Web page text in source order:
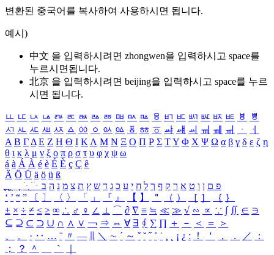
변환된 중국어를 복사하여 사용하시면 됩니다.
예시)
中文 을 입력하시려면 zhongwen을 입력하시고 space를
누르시면됩니다.
北京 을 입력하시려면 beijing을 입력하시고 space를 누르
시면 됩니다.
ㅥ ㅦ ㅧ ㅨ ㅩ ㅪ ㅫ ㅬ ㅭ ㅮ ㅯ ㅰ ㅱ ㅲ ㅳ ㅴ ㅵ ㅶ ㅷ ㅸ
ㅹ
ㅺ ㅻ ㅼ ㅽ ㅾ ㅿ ㆀ ㆁ ㆂ ㆃ ㆄ ㆅ ㆆ ㆇ ㆈ ㆉ ㆊ ㆋ ㆌ ㆍ
ㆎ
Α Β ΓΔ Ε Ζ Η Θ Ι ΚΛ Μ Ν Ξ Ο Π Ρ Σ ΤΥ Φ Χ Ψ Ω α β γ δ ε ζ η
θ ι κ λ μ ν ξ ο π ρ σ τ υ φ χ ψ ω
á à Á À é è É È ç Ç ê
Ä Ö Ü ä ö ü ß
ִֶֹ ֻּ ׁׂ פ ם ן ו ט א ר ק ף ך ל ח י ע כ ג ד ש ץ ת צ מ נ ה ב
‘ ’ “ ” 〔 〕 〈 〉 「 」 『 』 【 】 ＂ （ ） ［ ］ ｛ ｝
± × ÷ ≠ ≤ ≥ ∞ ∴ ♂ ♀ ∠ ⊥ ⌒ ∂ ∇ ≡ ≒ ≪ ≫ √ ∽ ∝ ∵ ∫ ∬ ∈ ∋
⊆ ⊇ ⊂ ⊃ ∪ ∩ ∧ ∨ ￢ ⇒ ⇔ ∀ ∃ ∮ ∑ ∏ ＋ － ＜ ＝
＞
、
。 · ‥ … ¨ 〃 ― ＼ ∼ ´ ～ ˇ ˘ ˝ ˚ ˙ ¸ ¡ ¿ ː ！ ＇ ， ． ／
：
；
？ ＾ ｀